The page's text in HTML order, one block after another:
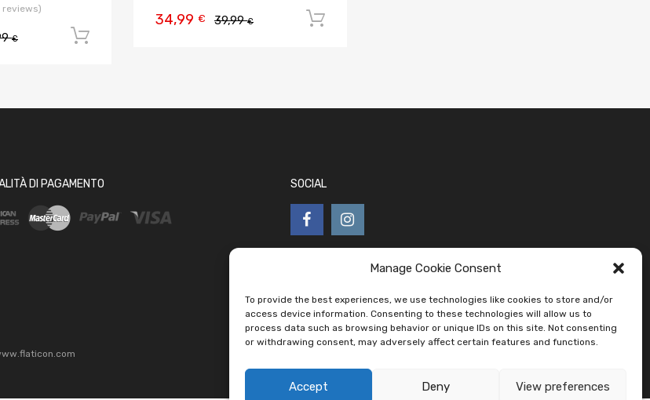
Manage Cookie Consent
To provide the best experiences, we use technologies like cookies to store and/or
access device information. Consenting to these technologies will allow us to
process data such as browsing behavior or unique IDs on this site. Not consenting
or withdrawing consent, may adversely affect certain features and functions.
Accept Deny View preferences
reviews)
€
39,99€
34,99 €
DI PAGAMENTO SOCIAL